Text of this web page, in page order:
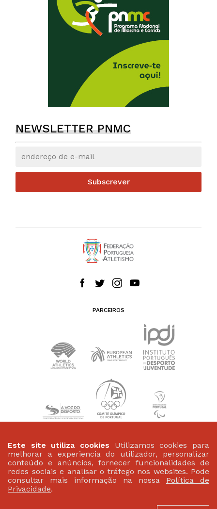
NEWSLETTER PNMC
Subscrever
PARCEIROS
PATROCINADORES
Este site utiliza cookies Utilizamos cookies para
melhorar a experiencia do utilizador, personalizar
conteúdo e anúncios, fornecer funcionalidades de
redes sociais e analisar o tráfego nos websites. Pode
consultar mais informação na nossa Política de
Privacidade.